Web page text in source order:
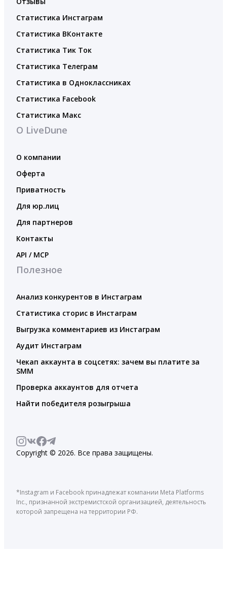
Статистика Инстаграм
Статистика ВКонтакте
Статистика Тик Ток
Статистика Телеграм
Статистика в Одноклассниках
Статистика Facebook
Статистика Макс
О LiveDune
О компании
Оферта
Приватность
Для юр.лиц
Для партнеров
Контакты
API / MCP
Полезное
Анализ конкурентов в Инстаграм
Статистика сторис в Инстаграм
Выгрузка комментариев из Инстаграм
Аудит Инстаграм
Чекап аккаунта в соцсетях: зачем вы платите за
SMM
Проверка аккаунтов для отчета
Найти победителя розыгрыша
Copyright © 2026. Все права защищены.
*Instagram и Facebook принадлежат компании Meta Platforms
Inc., признанной экстремистской организацией, деятельность
которой запрещена на территории РФ.